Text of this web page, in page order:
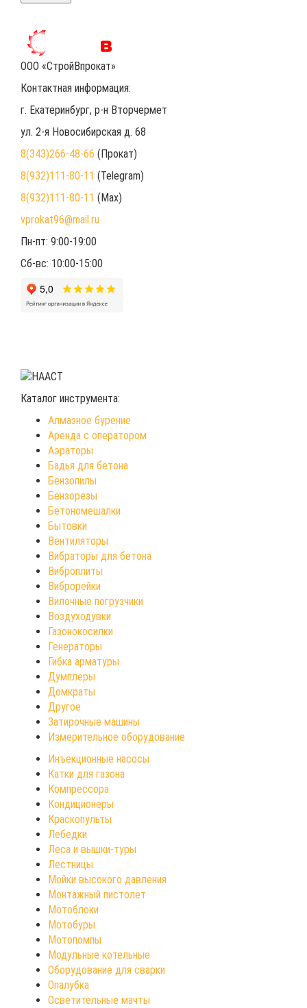
ООО «СтройВпрокат»
Контактная информация:
г. Екатеринбург, р-н Вторчермет
ул. 2-я Новосибирская д. 68
8(343)266-48-66 (Прокат)
8(932)111-80-11 (Telegram)
8(932)111-80-11 (Max)
vprokat96@mail.ru
Пн-пт: 9:00-19:00
Сб-вс: 10:00-15:00
Каталог инструмента:
Алмазное бурение
Аренда с оператором
Аэраторы
Бадья для бетона
Бензопилы
Бензорезы
Бетономешалки
Бытовки
Вентиляторы
Вибраторы для бетона
Виброплиты
Виброрейки
Вилочные погрузчики
Воздуходувки
Газонокосилки
Генераторы
Гибка арматуры
Думплеры
Домкраты
Другое
Затирочные машины
Измерительное оборудование
Инъекционные насосы
Катки для газона
Компрессора
Кондиционеры
Краскопульты
Лебедки
Леса и вышки-туры
Лестницы
Мойки высокого давления
Монтажный пистолет
Мотоблоки
Мотобуры
Мотопомпы
Модульные котельные
Оборудование для сварки
Опалубка
Осветительные мачты